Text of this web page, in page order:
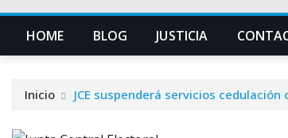
HOME BLOG JUSTICIA
Inicio JCE suspenderá servicios